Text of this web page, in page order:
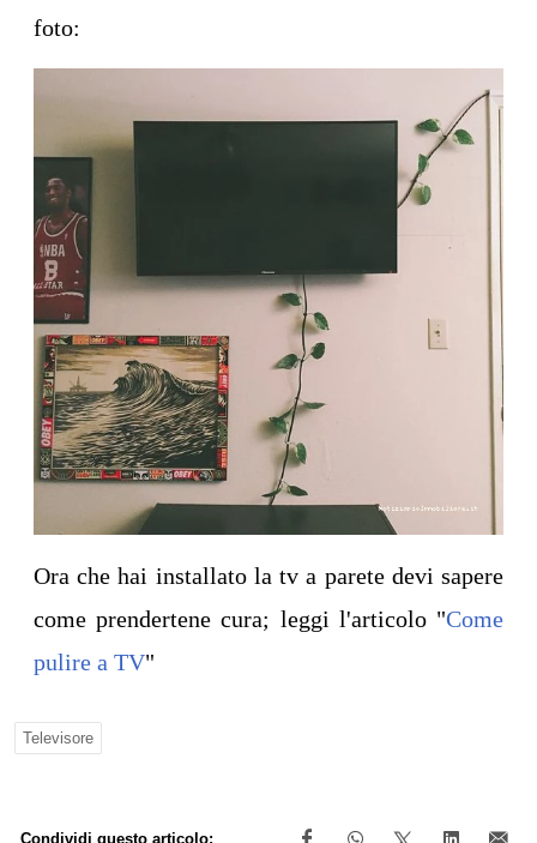
foto:
Ora che hai installato la tv a parete devi sapere
come prendertene cura; leggi l'articolo "Come
pulire a TV"
Televisore
Condividi questo articolo: